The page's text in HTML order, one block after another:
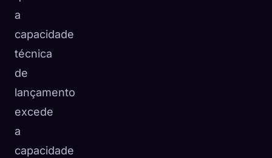
a
capacidade
técnica
de
lançamento
excede
a
capacidade